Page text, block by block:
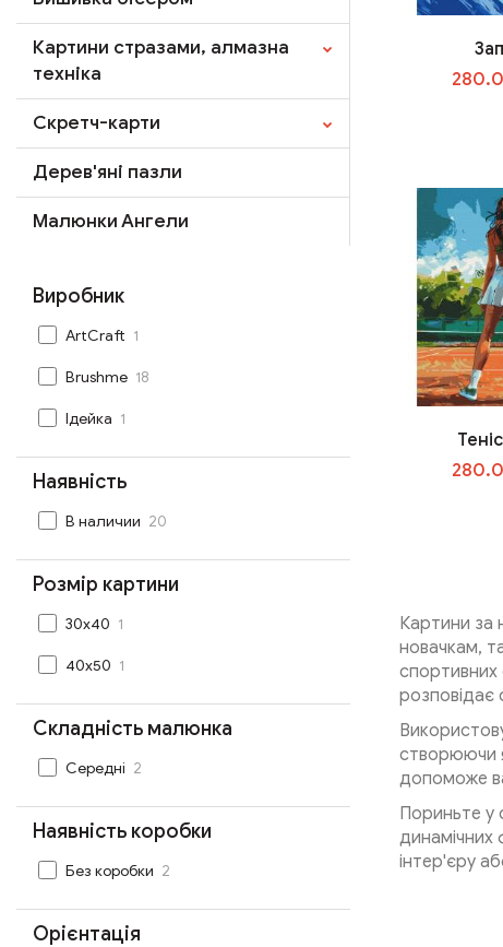
Картини стразами, алмазна
техніка
Скретч-карти
Дерев'яні пазли
Малюнки Ангели
Виробник
ArtCraft 1
Brushme 18
Ідейка 1
Наявність
В наличии 20
Розмір картини
30x40 1
40x50 1
Складність малюнка
Середні 2
Наявність коробки
Без коробки 2
Орієнтація
Картини за
новачкам,
спортивних
розповідає
створюючи
допоможе
Пориньте у
динамічних
інтер'єру